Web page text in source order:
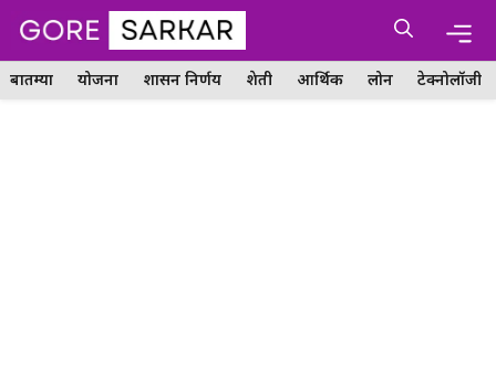
Skip
content
बातम्या योजना शासन निर्णय शेती आर्थिक लोन टेक्नोलॉजी